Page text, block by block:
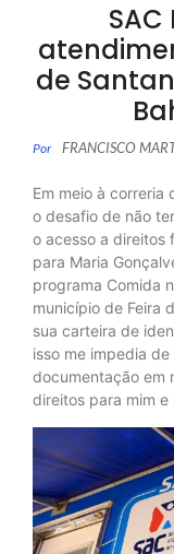
de
Por FRANCISCO
Em meio à correria
o desafio de não
o acesso a direitos
para Maria
programa Comida
município de Feira
sua carteira de
isso me impedia
documentação em
direitos para mim e